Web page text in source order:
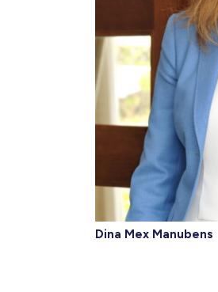
Dina Mex Manubens